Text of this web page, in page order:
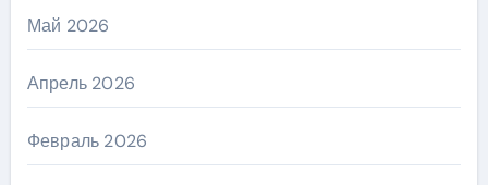
Май 2026
Апрель 2026
Февраль 2026